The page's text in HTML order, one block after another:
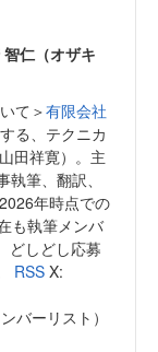
仁（オザキ
て＞有限会社
る、テクニカ
田祥寛）。主
筆、翻訳、
年時点での
も執筆メンバ
どしどし応募
RSS X:
ンバーリスト）